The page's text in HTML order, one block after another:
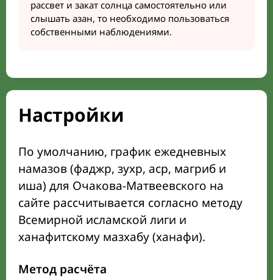
рассвет и закат солнца самостоятельно или
слышать азан, то необходимо пользоваться
собственными наблюдениями.
Настройки
По умолчанию, график ежедневных
намазов (фаджр, зухр, аср, магриб и
иша) для Очакова-Матвеевского на
сайте рассчитывается согласно методу
Всемирной исламской лиги и
ханафитскому мазхабу (ханафи).
Метод расчёта